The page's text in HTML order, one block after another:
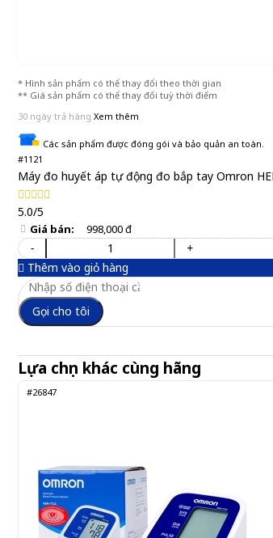
* Hình sản phẩm có thể thay đổi theo thời gian
** Giá sản phẩm có thể thay đổi tuỳ thời điểm
30 ngày trả hàng Xem thêm
Các sản phẩm được đóng gói và bảo quản an toàn.
#1121
Máy đo huyết áp tự động đo bắp tay Omron
5.0/5
Giá bán: 998,000 đ
-
+
Thêm vào giỏ hàng
Gọi cho tôi
Lựa chọn khác cùng hãng
#26847